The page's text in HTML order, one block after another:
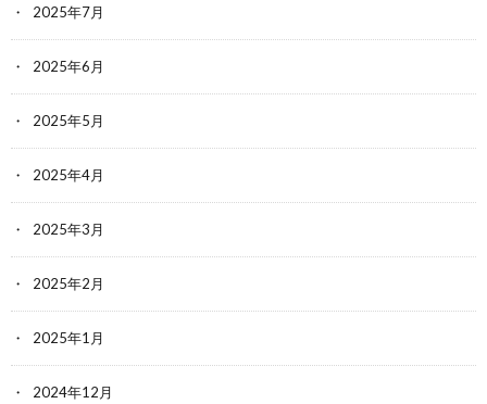
2025年7月
2025年6月
2025年5月
2025年4月
2025年3月
2025年2月
2025年1月
2024年12月